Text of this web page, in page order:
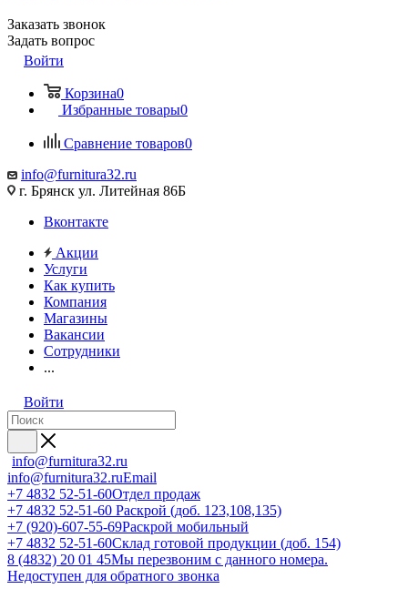
Заказать звонок
Задать вопрос
Войти
Корзина0
Избранные товары0
Сравнение товаров0
info@furnitura32.ru
г. Брянск ул. Литейная 86Б
Вконтакте
Акции
Услуги
Как купить
Компания
Магазины
Вакансии
Сотрудники
...
Войти
info@furnitura32.ru
info@furnitura32.ruEmail
+7 4832 52-51-60Отдел продаж
+7 4832 52-51-60 Раскрой (доб. 123,108,135)
+7 (920)-607-55-69Раскрой мобильный
+7 4832 52-51-60Склад готовой продукции (доб. 154)
8 (4832) 20 01 45Мы перезвоним с данного номера.
Недоступен для обратного звонка